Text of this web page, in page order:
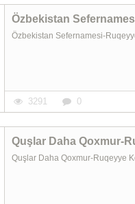
Özbekistan Sefernamesi-
3291 0
Quşlar Daha Qoxmur-Ruqeyye